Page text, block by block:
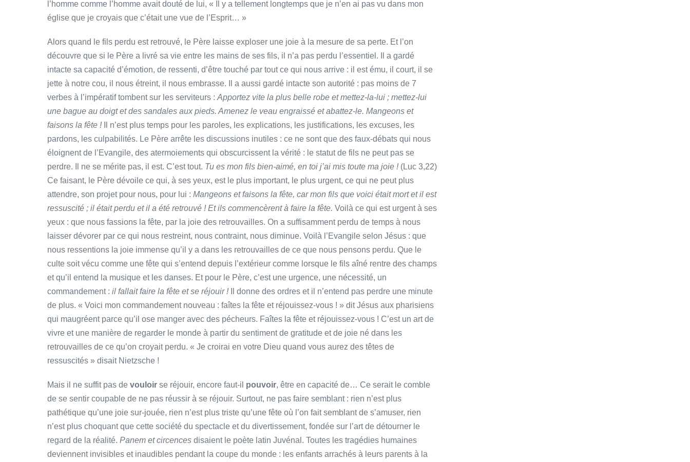
l’homme comme l’homme avait douté de lui, « Il y a tellement longtemps que je n’en ai pas vu dans mon
église que je croyais que c’était une vue de l’Esprit… »
Alors quand le fils perdu est retrouvé, le Père laisse exploser une joie à la mesure de sa perte. Et l’on
découvre que si le Père a livré sa vie entre les mains de ses fils, il n’a pas perdu l’essentiel. Il a gardé
intacte sa capacité d’émotion, de ressenti, d’être touché par tout ce qui nous arrive : il est ému, il court, il se
jette à notre cou, il nous étreint, il nous embrasse. Il a aussi gardé intacte son autorité : pas moins de 7
verbes à l’impératif tombent sur les serviteurs : Apportez vite la plus belle robe et mettez-la-lui ; mettez-lui
une bague au doigt et des sandales aux pieds. Amenez le veau engraissé et abattez-le. Mangeons et
faisons la fête !
Il n’est plus temps pour les paroles, les explications, les justifications, les excuses, les
pardons, les culpabilités. Le Père arrête les discussions inutiles : ce ne sont que des faux-débats qui nous
éloignent de l’Evangile, des atermoiements qui obscurcissent la vérité : le statut de fils ne peut pas se
perdre. Il ne se mérite pas, il est. C’est tout. Tu es mon fils bien-aimé, en toi j’ai mis toute ma joie ! (Luc 3,22)
Ce faisant, le Père dévoile ce qui, à ses yeux, est le plus important, le plus urgent, ce qui ne peut plus
attendre, son projet pour nous, pour lui : Mangeons et faisons la fête, car mon fils que voici était mort et il est
ressuscité ; il était perdu et il a été retrouvé ! Et ils commencèrent à faire la fête. Voilà ce qui est urgent à ses
yeux : que nous fassions la fête, par la joie des retrouvailles. On a suffisamment perdu de temps à nous
laisser dévorer par ce qui nous restreint, nous contraint, nous diminue. Voilà l’Evangile selon Jésus : que
nous ressentions la joie immense qu’il y a dans les retrouvailles de ce que nous pensons perdu. Que le
culte soit vécu comme une fête qui s’entend depuis l’extérieur comme lorsque le fils aîné rentre des champs
et qu’il entend la musique et les danses. Et pour le Père, c’est une urgence, une nécessité, un
commandement : il fallait faire la fête et se réjouir !
Il donne des ordres et il n’entend pas perdre une minute
de plus. « Voici mon commandement nouveau : faîtes la fête et réjouissez-vous ! » dit Jésus aux pharisiens
qui maugréent parce qu’il ose manger avec des pécheurs. Faîtes la fête et réjouissez-vous ! C’est un art de
vivre et une manière de regarder le monde à partir du sentiment de gratitude et de joie né dans les
retrouvailles de ce qu’on croyait perdu. « Je croirai en votre Dieu quand vous aurez des têtes de
ressuscités » disait Nietzsche !
Mais il ne suffit pas de vouloir se réjouir, encore faut-il pouvoir, être en capacité de… Ce serait le comble
de se sentir coupable de ne pas réussir à se réjouir. Surtout, ne pas faire semblant : rien n’est plus
pathétique qu’une joie sur-jouée, rien n’est plus triste qu’une fête où l’on fait semblant de s’amuser, rien
n’est plus choquant que cette société du spectacle et du divertissement, fondée sur l’art de détourner le
regard de la réalité. Panem et circences disaient le poète latin Juvénal. Toutes les tragédies humaines
deviennent invisibles et inaudibles pendant la coupe du monde : les enfants arrachés à leurs parents à la